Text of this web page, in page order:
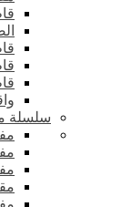
سلسلة